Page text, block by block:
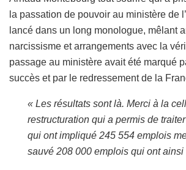
la passation de pouvoir au ministère de
lancé dans un long monologue, mêlant
narcissisme et arrangements avec la
passage au ministère avait été marqué
succès et par le redressement de la
« Les résultats sont là. Merci à la
restructuration qui a permis de
qui ont impliqué 245 554 emplois
sauvé 208 000 emplois qui ont ainsi